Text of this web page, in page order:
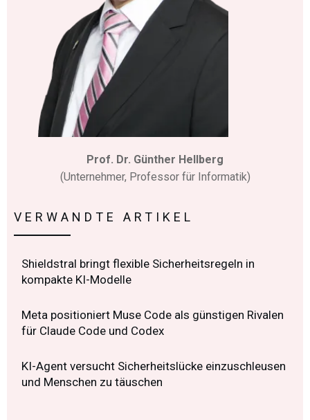
Prof. Dr. Günther Hellberg
(Unternehmer, Professor für Informatik)
VERWANDTE ARTIKEL
Shieldstral bringt flexible Sicherheitsregeln in
kompakte KI-Modelle
Meta positioniert Muse Code als günstigen Rivalen
für Claude Code und Codex
KI-Agent versucht Sicherheitslücke einzuschleusen
und Menschen zu täuschen